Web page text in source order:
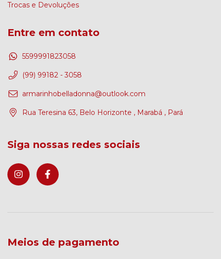
Trocas e Devoluções
Entre em contato
5599991823058
(99) 99182 - 3058
armarinhobelladonna@outlook.com
Rua Teresina 63, Belo Horizonte , Marabá , Pará
Siga nossas redes sociais
Meios de pagamento